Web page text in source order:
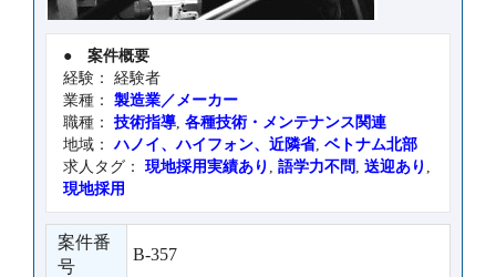
● 案件概要
経験： 経験者
業種： 製造業／メーカー
職種： 技術指導, 各種技術・メンテナンス関連
地域：ハノイ、ハイフォン、近隣省, ベトナム北部
求人タグ： 現地採用実績あり , 語学力不問 , 送迎あり ,
現地採用
案件番
号
B-357